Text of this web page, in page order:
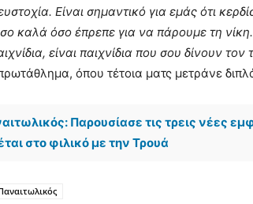
Είναι σημαντικό για εμάς ότι
καλά όσο έπρεπε για να πάρουμε τη
είναι παιχνίδια που σου δίνουν τον
όπου τέτοια ματς μετράνε
Παρουσίασε τις τρεις νέες
στο φιλικό με την Τρουά